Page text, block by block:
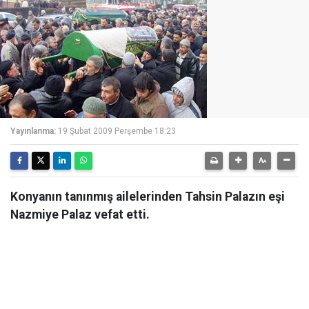
Yayınlanma: 19 Şubat 2009 Perşembe 18:23
Konyanın tanınmış ailelerinden Tahsin Palazın eşi
Nazmiye Palaz vefat etti.